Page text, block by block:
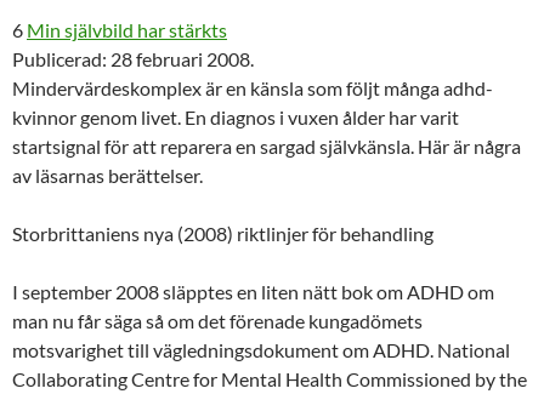
6 Min självbild har stärkts
Publicerad: 28 februari 2008.
Mindervärdeskomplex är en känsla som följt många adhd-
kvinnor genom livet. En diagnos i vuxen ålder har varit
startsignal för att reparera en sargad självkänsla. Här är några
av läsarnas berättelser.
Storbrittaniens nya (2008) riktlinjer för behandling
I september 2008 släpptes en liten nätt bok om ADHD om
man nu får säga så om det förenade kungadömets
motsvarighet till vägledningsdokument om ADHD. National
Collaborating Centre for Mental Health Commissioned by the